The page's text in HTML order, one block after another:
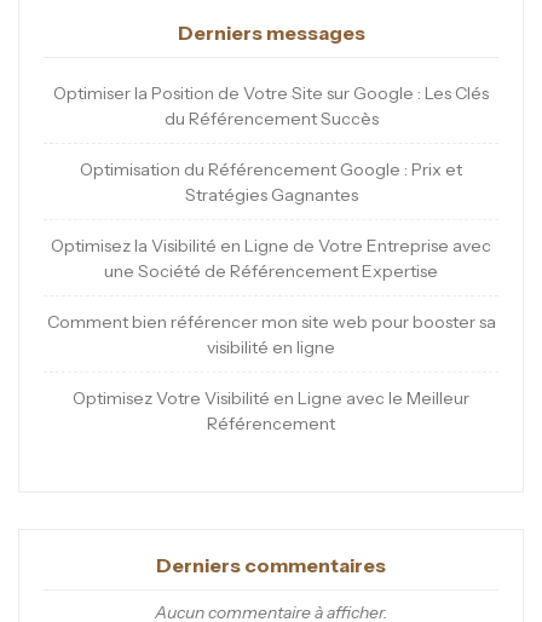
Derniers messages
Optimiser la Position de Votre Site sur Google : Les Clés
du Référencement Succès
Optimisation du Référencement Google : Prix et
Stratégies Gagnantes
Optimisez la Visibilité en Ligne de Votre Entreprise avec
une Société de Référencement Expertise
Comment bien référencer mon site web pour booster sa
visibilité en ligne
Optimisez Votre Visibilité en Ligne avec le Meilleur
Référencement
Derniers commentaires
Aucun commentaire à afficher.